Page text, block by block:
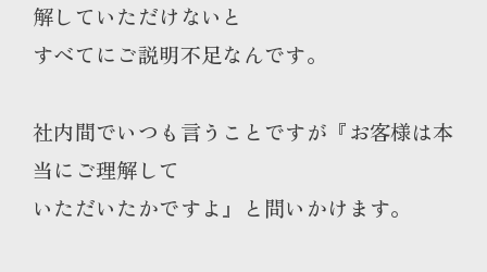
解していただけないと
すべてにご説明不足なんです。
社内間でいつも言うことですが『お客様は本
当にご理解して
いただいたかですよ』と問いかけます。